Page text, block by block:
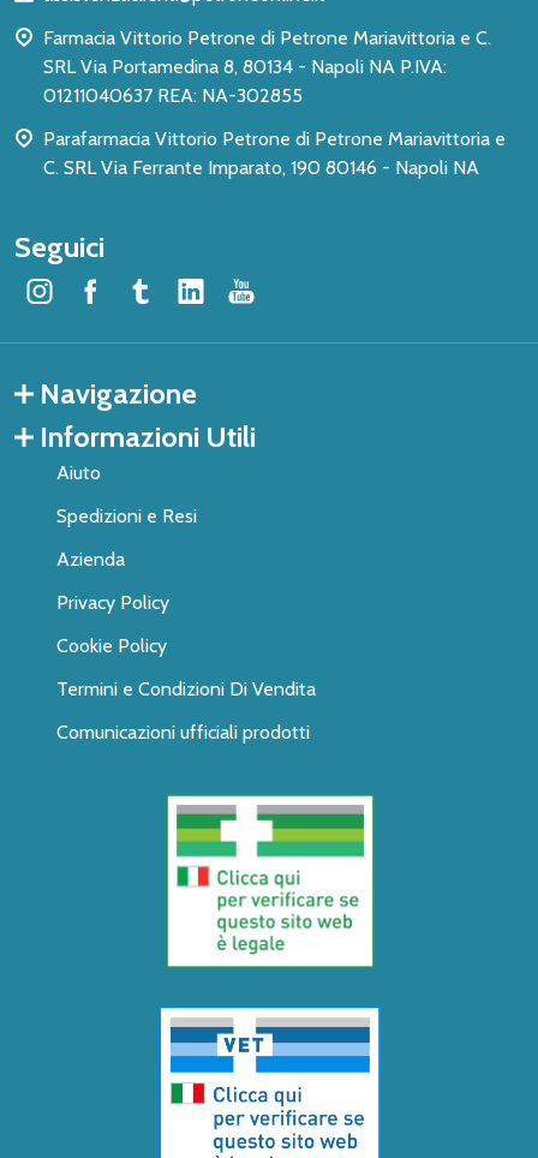
pagina
Farmacia Vittorio Petrone di Petrone Mariavittoria e C.
SRL Via Portamedina 8, 80134 - Napoli NA P.IVA:
01211040637 REA: NA-302855
Parafarmacia Vittorio Petrone di Petrone Mariavittoria e
C. SRL Via Ferrante Imparato, 190 80146 - Napoli NA
Seguici
Navigazione
Informazioni Utili
Aiuto
Spedizioni e Resi
Azienda
Privacy Policy
Cookie Policy
Termini e Condizioni Di Vendita
Comunicazioni ufficiali prodotti